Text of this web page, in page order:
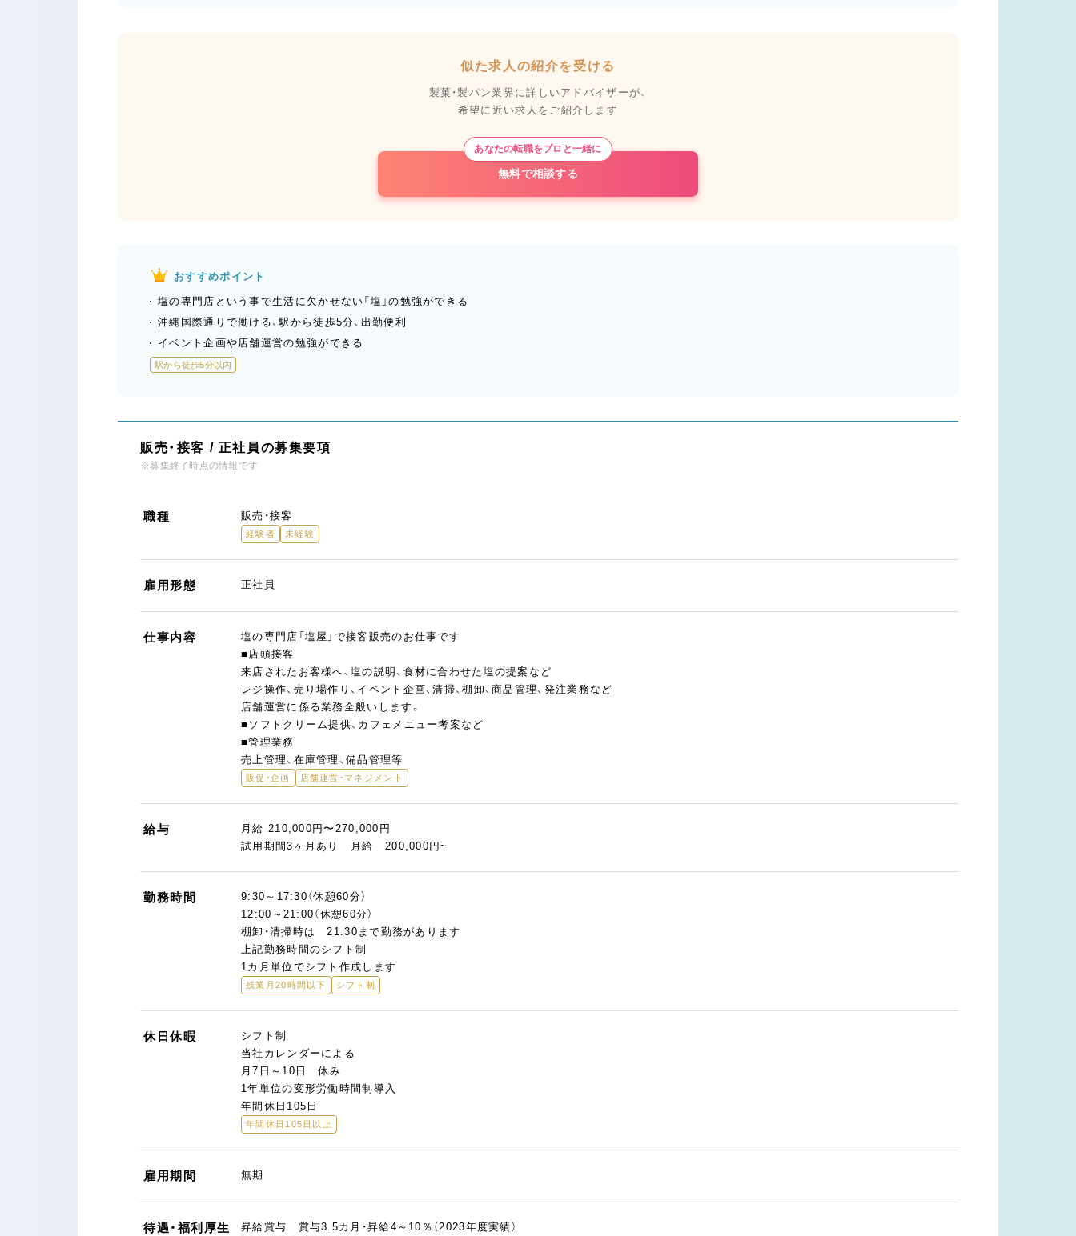
似た求人の紹介を受ける
製菓・製パン業界に詳しいアドバイザーが、
希望に近い求人をご紹介します
あなたの転職をプロと一緒に
無料で相談する
おすすめポイント
塩の専門店という事で生活に欠かせない「塩」の勉強ができる
沖縄国際通りで働ける、駅から徒歩5分、出勤便利
イベント企画や店舗運営の勉強ができる
駅から徒歩5分以内
販売・接客 / 正社員の募集要項
※募集終了時点の情報です
職種 販売・接客
経験者 未経験
雇用形態 正社員
仕事内容
塩の専門店「塩屋」で接客販売のお仕事です
■店頭接客
来店されたお客様へ、塩の説明、食材に合わせた塩の提案など
レジ操作、売り場作り、イベント企画、清掃、棚卸、商品管理、発注業務など
店舗運営に係る業務全般いします。
■ソフトクリーム提供、カフェメニュー考案など
■管理業務
売上管理、在庫管理、備品管理等
販促・企画 店舗運営・マネジメント
給与
月給 210,000円〜270,000円
試用期間3ヶ月あり 月給 200,000円~
勤務時間
9:30～17:30（休憩60分）
12:00～21:00（休憩60分）
棚卸・清掃時は 21:30まで勤務があります
上記勤務時間のシフト制
1カ月単位でシフト作成します
残業月20時間以下 シフト制
休日休暇
シフト制
当社カレンダーによる
月7日～10日 休み
1年単位の変形労働時間制導入
年間休日105日
年間休日105日以上
雇用期間 無期
待遇・福利厚生
昇給賞与 賞与3.5カ月・昇給4～10％（2023年度実績）